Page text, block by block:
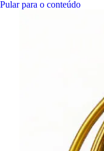
Pular para o conteúdo